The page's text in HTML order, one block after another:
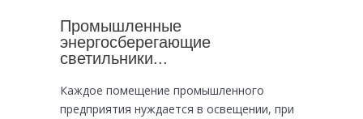
Промышленные
энергосберегающие
светильники...
Каждое помещение промышленного
предприятия нуждается в освещении, при